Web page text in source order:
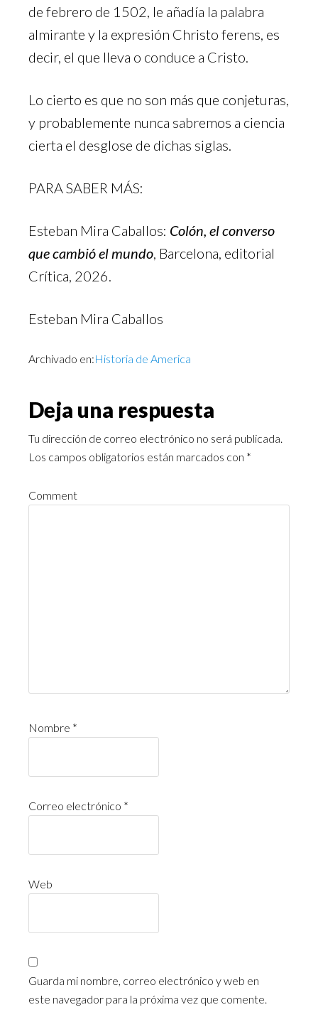
de febrero de 1502, le añadía la palabra
almirante y la expresión Christo ferens, es
decir, el que lleva o conduce a Cristo.
Lo cierto es que no son más que conjeturas,
y probablemente nunca sabremos a ciencia
cierta el desglose de dichas siglas.
PARA SABER MÁS:
Esteban Mira Caballos: Colón, el converso
que cambió el mundo, Barcelona, editorial
Crítica, 2026.
Esteban Mira Caballos
Archivado en:Historia de America
Deja una respuesta
Tu dirección de correo electrónico no será publicada.
Los campos obligatorios están marcados con *
Comment
Nombre *
Correo electrónico *
Web
Guarda mi nombre, correo electrónico y web en
este navegador para la próxima vez que comente.